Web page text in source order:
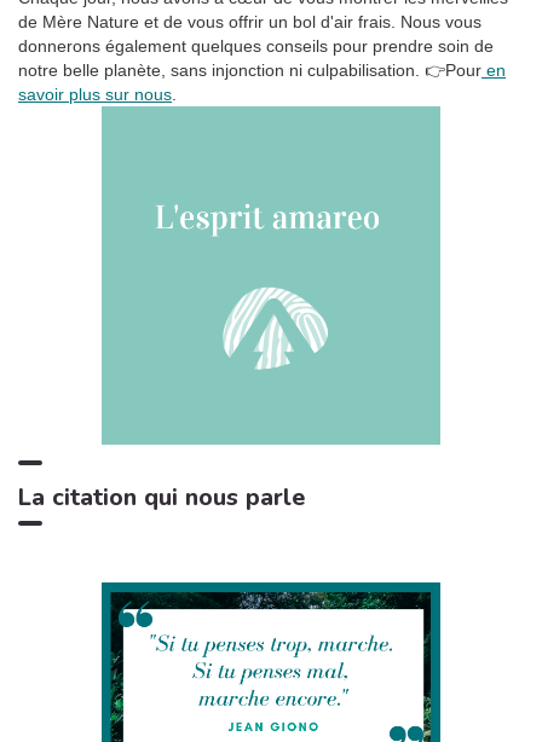
Oasis de sommeil
6 La tempête tropicale à l'horizon
Somnolent Jean
1:42
de Mère Nature et de vous offrir un bol d'air frais. Nous vous
donnerons également quelques conseils pour prendre soin de
notre belle planète, sans injonction ni culpabilisation. 👉Pour en
savoir plus sur nous.
La citation qui nous parle